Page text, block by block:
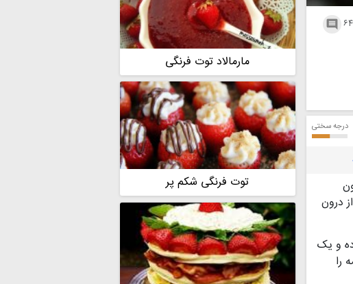
۶۴ 
درجه سختی
درون
و یک
را
مارمالاد توت فرنگی
توت فرنگی شکم پر